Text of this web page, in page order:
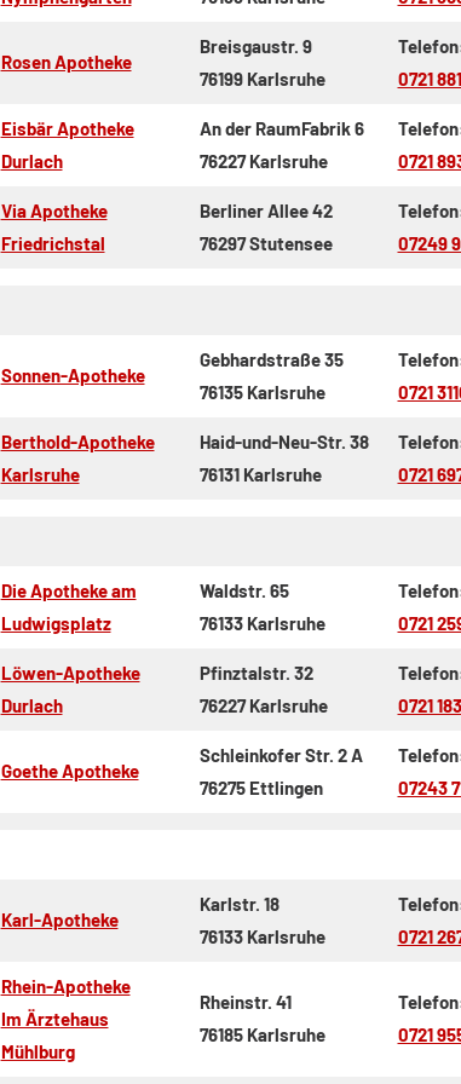
Rosen Apotheke
Breisgaustr. 9
76199 Karlsruhe
0721
Eisbär Apotheke
Durlach
An der RaumFabrik 6
76227 Karlsruhe
0721
Via Apotheke
Friedrichstal
Berliner Allee 42
76297 Stutensee
07249
Sonnen-Apotheke
Gebhardstraße 35
76135 Karlsruhe
0721
Berthold-Apotheke
Karlsruhe
Haid-und-Neu-Str. 38
76131 Karlsruhe
0721
Die Apotheke am
Ludwigsplatz
Waldstr. 65
76133 Karlsruhe
0721
Löwen-Apotheke
Durlach
Pfinztalstr. 32
76227 Karlsruhe
0721
Goethe Apotheke
Schleinkofer Str. 2 A
76275 Ettlingen
07243
Karl-Apotheke
Karlstr. 18
76133 Karlsruhe
0721
Rhein-Apotheke
Im Ärztehaus
Mühlburg
Rheinstr. 41
76185 Karlsruhe
0721